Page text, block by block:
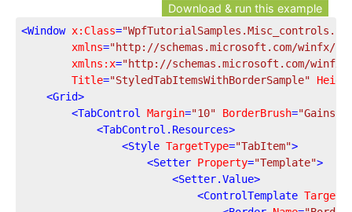
Download & run this example
<Window x:Class=
xmlns="http://schemas.microsoft.com/winfx/
xmlns:x="http://schemas.microsoft.com/winfx/
Title="StyledTabItemsWithBorderSample"
<Grid>
<TabControl Margin="10" BorderBrush=
<TabControl.Resources>
<Style TargetType="TabItem">
<Setter Property="Template">
<Setter.Value>
<ControlTemplate